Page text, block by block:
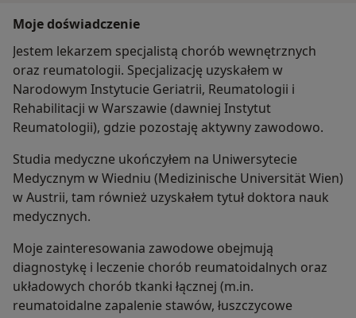
Moje doświadczenie
Jestem lekarzem specjalistą chorób wewnętrznych
oraz reumatologii. Specjalizację uzyskałem w
Narodowym Instytucie Geriatrii, Reumatologii i
Rehabilitacji w Warszawie (dawniej Instytut
Reumatologii), gdzie pozostaję aktywny zawodowo.
Studia medyczne ukończyłem na Uniwersytecie
Medycznym w Wiedniu (Medizinische Universität Wien)
w Austrii, tam również uzyskałem tytuł doktora nauk
medycznych.
Moje zainteresowania zawodowe obejmują
diagnostykę i leczenie chorób reumatoidalnych oraz
układowych chorób tkanki łącznej (m.in.
reumatoidalne zapalenie stawów, łuszczycowe